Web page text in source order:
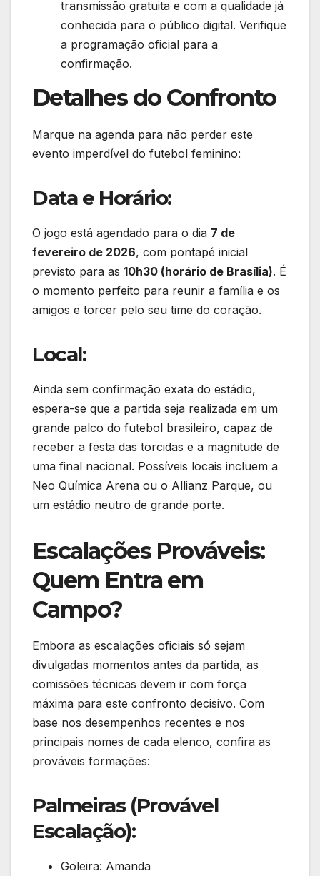
transmissão gratuita e com a qualidade já
conhecida para o público digital. Verifique
a programação oficial para a
confirmação.
Detalhes do Confronto
Marque na agenda para não perder este
evento imperdível do futebol feminino:
Data e Horário:
O jogo está agendado para o dia 7 de
fevereiro de 2026, com pontapé inicial
previsto para as 10h30 (horário de Brasília). É
o momento perfeito para reunir a família e os
amigos e torcer pelo seu time do coração.
Local:
Ainda sem confirmação exata do estádio,
espera-se que a partida seja realizada em um
grande palco do futebol brasileiro, capaz de
receber a festa das torcidas e a magnitude de
uma final nacional. Possíveis locais incluem a
Neo Química Arena ou o Allianz Parque, ou
um estádio neutro de grande porte.
Escalações Prováveis:
Quem Entra em
Campo?
Embora as escalações oficiais só sejam
divulgadas momentos antes da partida, as
comissões técnicas devem ir com força
máxima para este confronto decisivo. Com
base nos desempenhos recentes e nos
principais nomes de cada elenco, confira as
prováveis formações:
Palmeiras (Provável
Escalação):
Goleira: Amanda